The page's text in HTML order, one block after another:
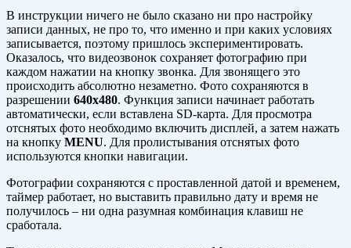
В инструкции ничего не было сказано ни про настройку
записи данных, не про то, что именно и при каких условиях
записывается, поэтому пришлось экспериментировать.
Оказалось, что видеозвонок сохраняет фотографию при
каждом нажатии на кнопку звонка. Для звонящего это
происходить абсолютно незаметно. Фото сохраняются в
разрешении 640x480. Функция записи начинает работать
автоматически, если вставлена SD-карта. Для просмотра
отснятых фото необходимо включить дисплей, а затем нажать
на кнопку MENU. Для пролистывания отснятых фото
используются кнопки навигации.
Фотографии сохраняются с проставленной датой и временем,
таймер работает, но выставить правильно дату и время не
получилось – ни одна разумная комбинация клавиш не
сработала.